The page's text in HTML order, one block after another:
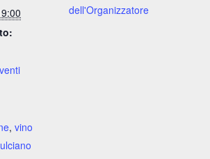
, vino
dell'Organizzatore